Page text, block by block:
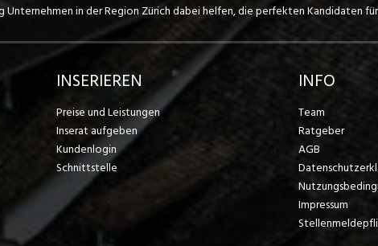
in der Region Zürich dabei helfen, die perfekten Kandidaten
INSERIEREN
Preise und Leistungen
Inserat aufgeben
Kundenlogin
Schnittstelle
INFO
Team
Ratgeber
AGB
Impressum